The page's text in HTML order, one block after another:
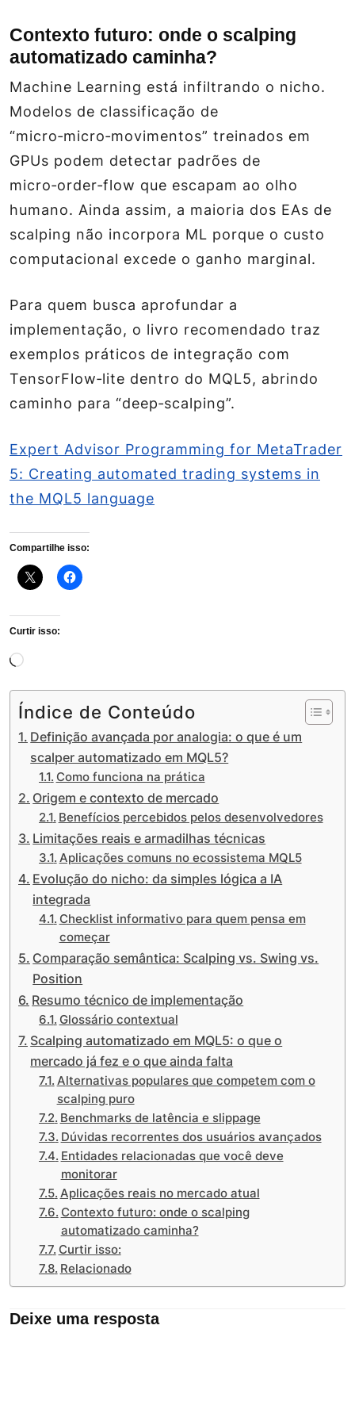
Contexto futuro: onde o scalping
automatizado caminha?
Machine Learning está infiltrando o nicho.
Modelos de classificação de
“micro‑micro‑movimentos” treinados em
GPUs podem detectar padrões de
micro‑order‑flow que escapam ao olho
humano. Ainda assim, a maioria dos EAs de
scalping não incorpora ML porque o custo
computacional excede o ganho marginal.
Para quem busca aprofundar a
implementação, o livro recomendado traz
exemplos práticos de integração com
TensorFlow‑lite dentro do MQL5, abrindo
caminho para “deep‑scalping”.
Expert Advisor Programming for MetaTrader
5: Creating automated trading systems in
the MQL5 language
Compartilhe isso:
Curtir isso:
Carregando...
Índice de Conteúdo
Definição avançada por analogia: o que é um
scalper automatizado em MQL5?
Como funciona na prática
Origem e contexto de mercado
Benefícios percebidos pelos desenvolvedores
Limitações reais e armadilhas técnicas
Aplicações comuns no ecossistema MQL5
Evolução do nicho: da simples lógica a IA
integrada
Checklist informativo para quem pensa em
começar
Comparação semântica: Scalping vs. Swing vs.
Position
Resumo técnico de implementação
Glossário contextual
Scalping automatizado em MQL5: o que o
mercado já fez e o que ainda falta
Alternativas populares que competem com o
scalping puro
Benchmarks de latência e slippage
Dúvidas recorrentes dos usuários avançados
Entidades relacionadas que você deve
monitorar
Aplicações reais no mercado atual
Contexto futuro: onde o scalping
automatizado caminha?
Curtir isso:
Relacionado
Deixe uma resposta